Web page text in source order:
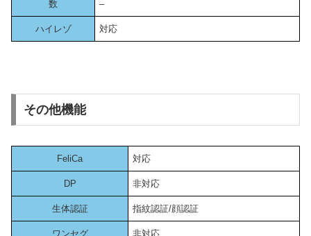
数 –
ハイレゾ 対応
その他機能
FeliCa 対応
DP 非対応
生体認証 指紋認証/顔認証
ワンセグ 非対応